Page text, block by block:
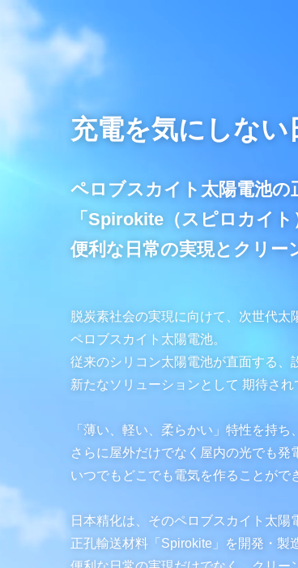
充電を気にしない
ペロブスカイト太陽電池の
「Spirokite（スピロカイト
便利な日常の実現とクリー
脱炭素社会の実現に向けて、次世代太
ペロブスカイト太陽電池。
従来のシリコン太陽電池が直面する、
新たなソリューションとして 期待され
「薄い、軽い、柔らかい」特性を持ち、
さらに屋外だけでなく屋内の光でも発
いつでもどこでも電気を作ることがで
日本精化は、そのペロブスカイト太陽
正孔輸送材料「Spirokite」を開発・製